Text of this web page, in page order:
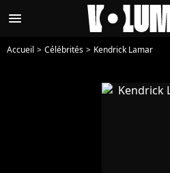
menu
Accueil Célébrités Kendrick Lamar